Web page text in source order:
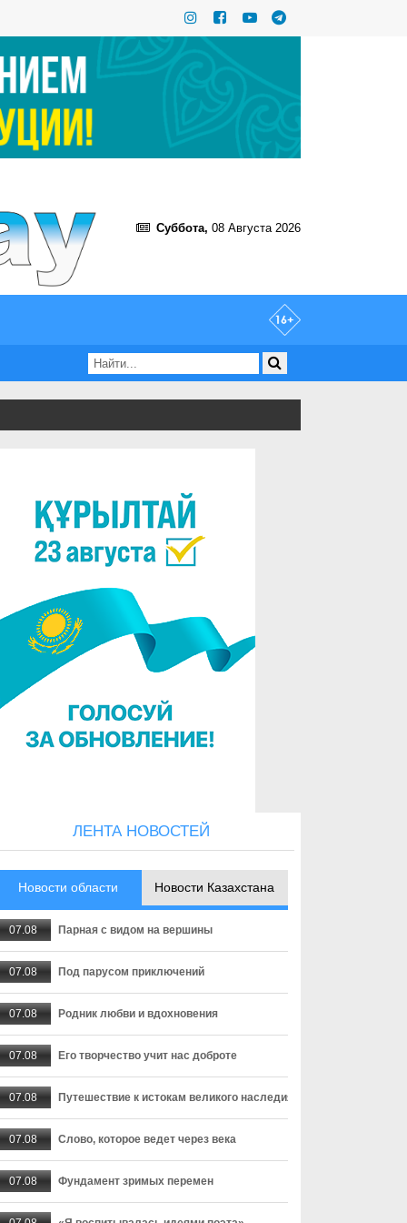
Суббота, 08 Августа 2026
ЛЕНТА НОВОСТЕЙ
Новости области Новости Казахстана
07.08 Парная с видом на вершины
07.08 Под парусом приключений
07.08 Родник любви и вдохновения
07.08 Его творчество учит нас доброте
07.08 Путешествие к истокам великого наследия
07.08 Слово, которое ведет через века
07.08 Фундамент зримых перемен